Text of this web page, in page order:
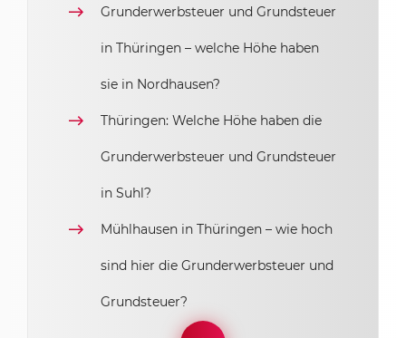
Grunderwerbsteuer und Grundsteuer
in Thüringen – welche Höhe haben
sie in Nordhausen?
Thüringen: Welche Höhe haben die
Grunderwerbsteuer und Grundsteuer
in Suhl?
Mühlhausen in Thüringen – wie hoch
sind hier die Grunderwerbsteuer und
Grundsteuer?